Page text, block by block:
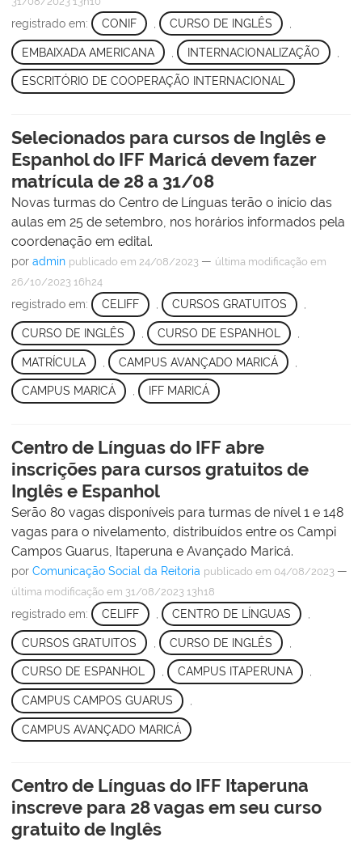
registrado em: CONIF CURSO DE INGLÊS
EMBAIXADA AMERICANA INTERNACIONALIZAÇÃO
ESCRITÓRIO DE COOPERAÇÃO INTERNACIONAL
Selecionados para cursos de Inglês e
Espanhol do IFF Maricá devem fazer
matrícula de 28 a 31/08
Novas turmas do Centro de Línguas terão o início das
aulas em 25 de setembro, nos horários informados pela
coordenação em edital.
por admin publicado em 24/08/2023 — última modificação em
26/10/2023 16h24
registrado em: CELIFF CURSOS GRATUITOS
CURSO DE INGLÊS CURSO DE ESPANHOL
MATRÍCULA CAMPUS AVANÇADO MARICÁ
CAMPUS MARICÁ , IFF MARICÁ
Centro de Línguas do IFF abre
inscrições para cursos gratuitos de
Inglês e Espanhol
Serão 80 vagas disponíveis para turmas de nível 1 e 148
vagas para o nivelamento, distribuídos entre os Campi
Campos Guarus, Itaperuna e Avançado Maricá.
por Comunicação Social da Reitoria publicado em 04/08/2023 —
última modificação em 31/08/2023 13h18
registrado em: CELIFF CENTRO DE LÍNGUAS
CURSOS GRATUITOS CURSO DE INGLÊS
CURSO DE ESPANHOL , CAMPUS ITAPERUNA ,
CAMPUS CAMPOS GUARUS
CAMPUS AVANÇADO MARICÁ
Centro de Línguas do IFF Itaperuna
inscreve para 28 vagas em seu curso
gratuito de Inglês